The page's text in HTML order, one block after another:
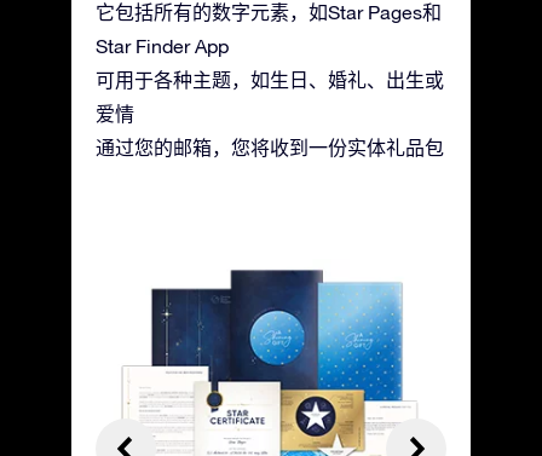
它包括所有的数字元素，如Star Pages和
Star Finder App
可用于各种主题，如生日、婚礼、出生或
爱情
通过您的邮箱，您将收到一份实体礼品包